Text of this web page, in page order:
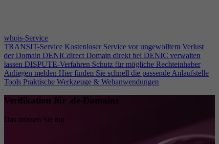
whois-Service
TRANSIT-Service Kostenloser Service vor ungewolltem Verlust
der Domain DENICdirect Domain direkt bei DENIC verwalten
lassen DISPUTE-Verfahren Schutz für mögliche Rechteinhaber
Anliegen melden Hier finden Sie schnell die passende Anlaufstelle
Tools Praktische Werkzeuge & Webanwendungen
Verifikation für .de-Domains
Das müssen Sie tun